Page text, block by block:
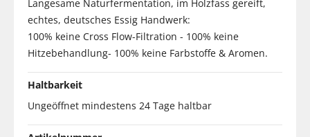
Langesame Naturfermentation, im Holzfass gereift,
echtes, deutsches Essig Handwerk:
100% keine Cross Flow-Filtration - 100% keine
Hitzebehandlung- 100% keine Farbstoffe & Aromen.
Haltbarkeit
Ungeöffnet mindestens 24 Tage haltbar